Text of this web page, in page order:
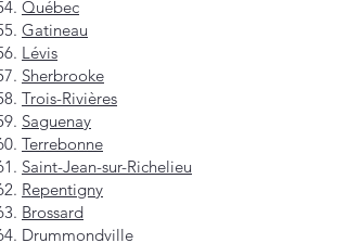
Québec
Gatineau
Lévis
Sherbrooke
Trois-Rivières
Saguenay
Terrebonne
Saint-Jean-sur-Richelieu
Repentigny
Brossard
Drummondville